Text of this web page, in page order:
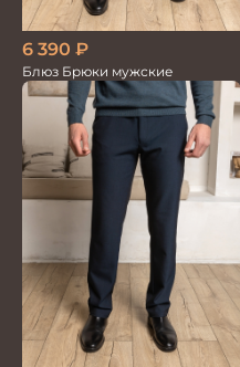
6 390 ₽
Блюз Брюки мужские